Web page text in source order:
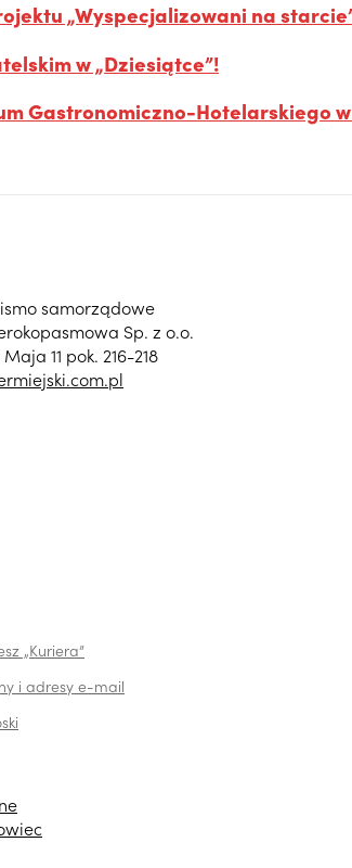
„Wyspecjalizowani na
w „Dziesiątce”!
Gastronomiczno-Hotelarskiego
samorządowe
Sp. z o.o.
11 pok. 216-218
„Kuriera”
i adresy e-mail